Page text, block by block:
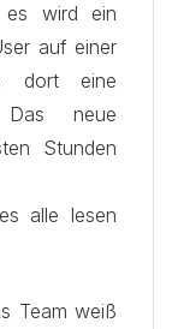
es wird ein
auf einer
dort eine
Das neue
Stunden
alle lesen
Team weiß